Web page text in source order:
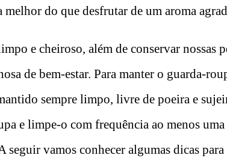
melhor do que desfrutar de um aroma
e cheiroso, além de conservar nossas
de bem-estar. Para manter o guarda-
sempre limpo, livre de poeira e
e limpe-o com frequência ao menos
seguir vamos conhecer algumas dicas